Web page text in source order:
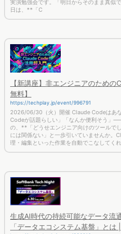
日は、**「C
無料】
https://techplay.jp/event/996791
2026/06/30（火）開催 Claude Codeはあ
Codeが話題らしい」「なんか便利そう」
の、**「どうせエンジニア向けのツールで
には関係ない」と一歩引いていませんか。
理・編集といった作業を自動でこなしてく
「データエコシステム基盤」と
https://techplay.jp/event/996819